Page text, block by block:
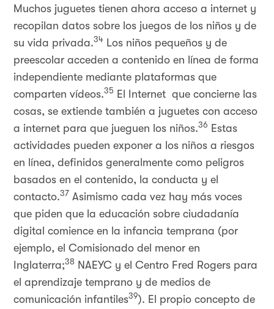
Muchos juguetes tienen ahora acceso a internet y
recopilan datos sobre los juegos de los niños y de
su vida privada.34 Los niños pequeños y de
preescolar acceden a contenido en línea de forma
independiente mediante plataformas que
comparten vídeos.35 El Internet que concierne las
cosas, se extiende también a juguetes con acceso
a internet para que jueguen los niños.36 Estas
actividades pueden exponer a los niños a riesgos
en línea, definidos generalmente como peligros
basados en el contenido, la conducta y el
contacto.37 Asimismo cada vez hay más voces
que piden que la educación sobre ciudadanía
digital comience en la infancia temprana (por
ejemplo, el Comisionado del menor en
Inglaterra;38 NAEYC y el Centro Fred Rogers para
el aprendizaje temprano y de medios de
comunicación infantiles39). El propio concepto de